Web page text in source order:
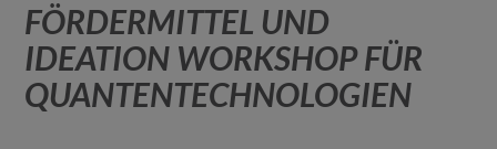
FÖRDERMITTEL UND
IDEATION WORKSHOP FÜR
QUANTENTECHNOLOGIEN